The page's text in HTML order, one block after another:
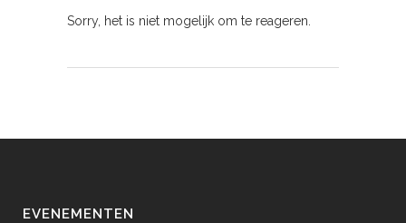
Sorry, het is niet mogelijk om te reageren.
EVENEMENTEN